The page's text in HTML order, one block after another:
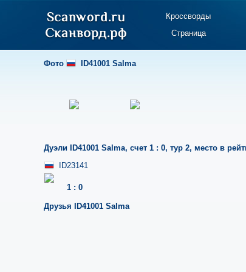
Кроссворды
Страница
Фото ID41001 Salma
Дуэли ID41001 Salma, счет 1 : 0, тур 2, место в
ID23141
1 : 0
Друзья ID41001 Salma